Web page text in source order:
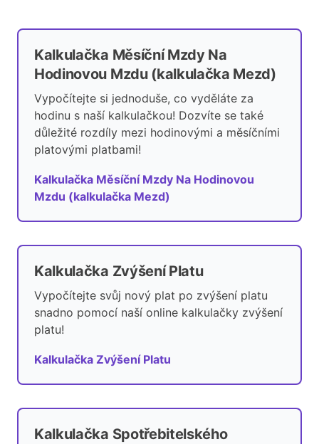
Kalkulačka Měsíční Mzdy Na
Hodinovou Mzdu (kalkulačka Mezd)
Vypočítejte si jednoduše, co vyděláte za
hodinu s naší kalkulačkou! Dozvíte se také
důležité rozdíly mezi hodinovými a měsíčními
platovými platbami!
Kalkulačka Měsíční Mzdy Na Hodinovou
Mzdu (kalkulačka Mezd)
Kalkulačka Zvýšení Platu
Vypočítejte svůj nový plat po zvýšení platu
snadno pomocí naší online kalkulačky zvýšení
platu!
Kalkulačka Zvýšení Platu
Kalkulačka Spotřebitelského